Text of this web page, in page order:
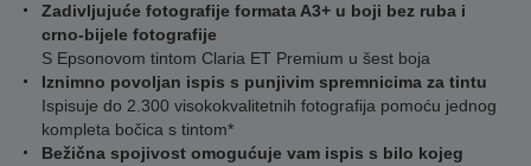
Zadivljujuće fotografije formata A3+ u boji bez ruba i
crno-bijele fotografije
S Epsonovom tintom Claria ET Premium u šest boja
Iznimno povoljan ispis s punjivim spremnicima za tintu
Ispisuje do 2.300 visokokvalitetnih fotografija pomoću jednog
kompleta bočica s tintom*
Bežična spojivost omogućuje vam ispis s bilo kojeg